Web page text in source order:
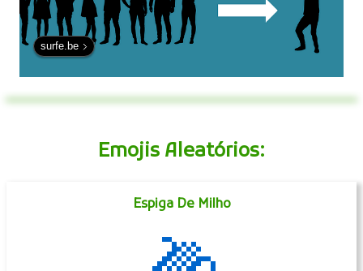
surfe.be
Emojis Aleatórios:
Espiga De Milho